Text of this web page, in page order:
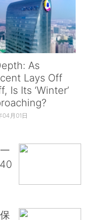
As
Lays Off
Is Its ‘Winter’
04月01日